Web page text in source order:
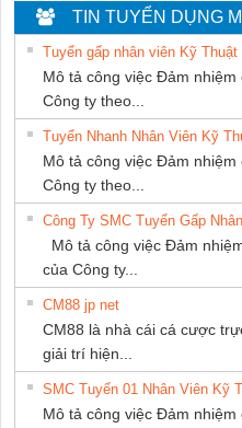
TIẾN HƯNG
DỊCH VỤ
THUẬT
GIA
PHÁT
TIN TUYỂN DỤNG
Tuyển gấp nhân viên Kỹ
Mô tả công việc Đảm
Công ty theo...
Tuyển Nhanh Nhân Viên Kỹ
Mô tả công việc Đảm
Công ty theo...
Công Ty SMC Tuyển Gấp
Mô tả công việc Đảm
của Công ty...
CM88 jp net
CM88 là nhà cái cá cược
giải trí hiện...
SMC Tuyển 01 Nhân Viên Kỹ
Mô tả công việc Đảm